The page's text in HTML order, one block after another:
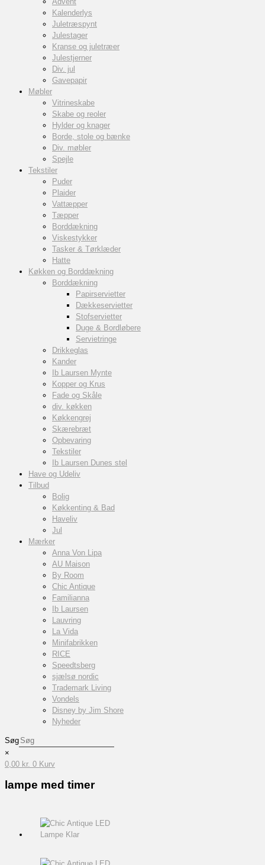
Kalenderlys
Juletræspynt
Julestager
Kranse og juletræer
Julestjerner
Div. jul
Gavepapir
Møbler
Vitrineskabe
Skabe og reoler
Hylder og knager
Borde, stole og bænke
Div. møbler
Spejle
Tekstiler
Puder
Plaider
Vattæpper
Tæpper
Borddækning
Viskestykker
Tasker & Tørklæder
Hatte
Køkken og Borddækning
Borddækning
Papirservietter
Dækkeservietter
Stofservietter
Duge & Bordløbere
Servietringe
Drikkeglas
Kander
Ib Laursen Mynte
Kopper og Krus
Fade og Skåle
div. køkken
Køkkengrej
Skærebræt
Opbevaring
Tekstiler
Ib Laursen Dunes stel
Have og Udeliv
Tilbud
Bolig
Køkkenting & Bad
Haveliv
Jul
Mærker
Anna Von Lipa
AU Maison
By Room
Chic Antique
Familianna
Ib Laursen
Lauvring
La Vida
Minifabrikken
RICE
Speedtsberg
sjælsø nordic
Trademark Living
Vondels
Disney by Jim Shore
Nyheder
Søg
×
0,00 kr. 0 Kurv
lampe med timer